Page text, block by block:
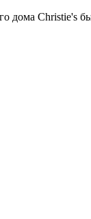
дома Christie's